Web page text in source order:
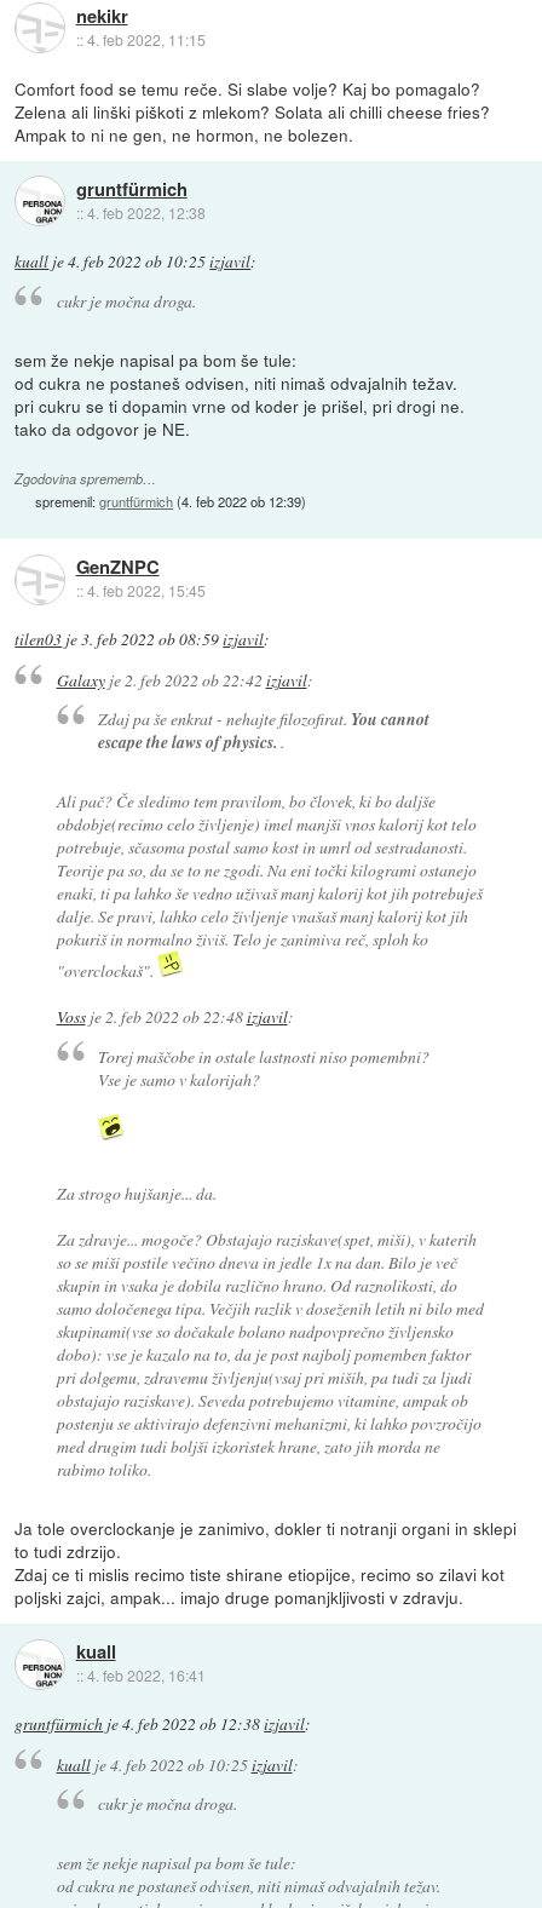
nekikr
::4. feb 2022, 11:15
Comfort food se temu reče. Si slabe volje? Kaj bo pomagalo?
Zelena ali linški piškoti z mlekom? Solata ali chilli cheese fries?
Ampak to ni ne gen, ne hormon, ne bolezen.
gruntfürmich
::4. feb 2022, 12:38
kuall je4. feb 2022 ob 10:25izjavil:
cukr je močna droga.
sem že nekje napisal pa bom še tule:
od cukra ne postaneš odvisen, niti nimaš odvajalnih težav.
pri cukru se ti dopamin vrne od koder je prišel, pri drogi ne.
tako da odgovor je NE.
Zgodovina sprememb…
spremenil:gruntfürmich(4. feb 2022 ob 12:39)
GenZNPC
::4. feb 2022, 15:45
tilen03 je3. feb 2022 ob 08:59izjavil:
Galaxyje 2. feb 2022 ob 22:42 izjavil:
Zdaj pa še enkrat - nehajte filozofirat. You cannot
escape the laws of physics..
Ali pač? Če sledimo tem pravilom, bo človek, ki bo daljše
obdobje(recimo celo življenje) imel manjši vnos kalorij kot telo
potrebuje, sčasoma postal samo kost in umrl od sestradanosti.
Teorije pa so, da se to ne zgodi. Na eni točki kilogrami ostanejo
enaki, ti pa lahko še vedno uživaš manj kalorij kot jih potrebuješ
dalje. Se pravi, lahko celo življenje vnašaš manj kalorij kot jih
pokuriš in normalno živiš. Telo je zanimiva reč, sploh ko
"overclockaš".
Vossje2. feb 2022 ob 22:48izjavil:
Torej maščobe in ostale lastnosti niso pomembni?
Vse je samo v kalorijah?
Za strogo hujšanje... da.
Za zdravje... mogoče? Obstajajo raziskave(spet, miši), v katerih
so se miši postile večino dneva in jedle 1x na dan. Bilo je več
skupin in vsaka je dobila različno hrano. Od raznolikosti, do
samo določenega tipa. Večjih razlik v doseženih letih ni bilo med
skupinami(vse so dočakale bolano nadpovprečno življensko
dobo): vse je kazalo na to, da je post najbolj pomemben faktor
pri dolgemu, zdravemu življenju(vsaj pri miših, pa tudi za ljudi
obstajajo raziskave). Seveda potrebujemo vitamine, ampak ob
postenju se aktivirajo defenzivni mehanizmi, ki lahko povzročijo
med drugim tudi boljši izkoristek hrane, zato jih morda ne
rabimo toliko.
Ja tole overclockanje je zanimivo, dokler ti notranji organi in sklepi
to tudi zdrzijo.
Zdaj ce ti mislis recimo tiste shirane etiopijce, recimo so zilavi kot
poljski zajci, ampak... imajo druge pomanjkljivosti v zdravju.
kuall
::4. feb 2022, 16:41
gruntfürmich je4. feb 2022 ob 12:38izjavil:
kuallje4. feb 2022 ob 10:25izjavil:
cukr je močna droga.
sem že nekje napisal pa bom še tule:
od cukra ne postaneš odvisen, niti nimaš odvajalnih težav.